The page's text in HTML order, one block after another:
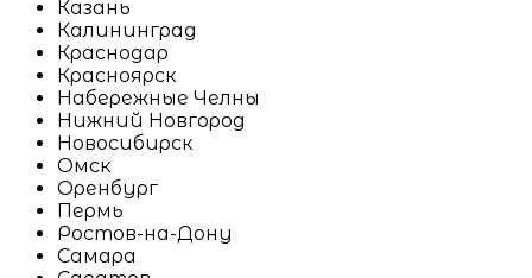
Казань
Калининград
Краснодар
Красноярск
Набережные Челны
Нижний Новгород
Новосибирск
Омск
Оренбург
Пермь
Ростов-на-Дону
Самара